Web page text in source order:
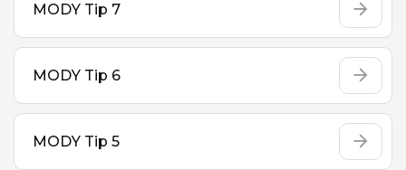
MODY Tip 7
MODY Tip 6
MODY Tip 5